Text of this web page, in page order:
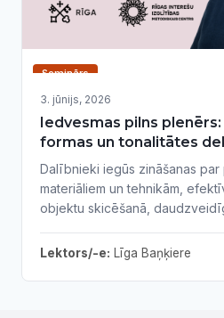
Seminārs
3. jūnijs, 2026
Iedvesmas pilns
formas un tonalitātes
Dalībnieki iegūs zināšanas par
materiāliem un tehnikām,
objektu skicēšanā,
plānošanu. Nodarbība ietver
Lektors/-e: Līga Baņķiere